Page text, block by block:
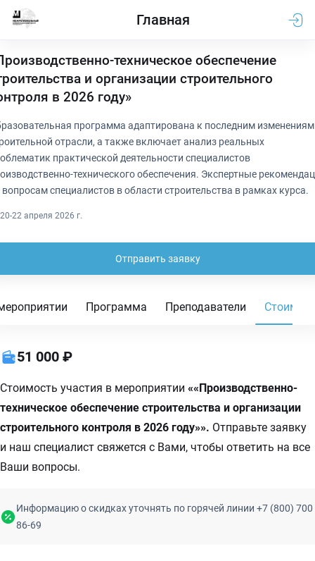
Главная
техническое обеспечение
и организации строительного
в 2026 году»
программа адаптирована к последним
отрасли, а также включает анализ реальных
практической деятельности специалистов
технического обеспечения. Экспертные
вопросам специалистов в области строительства в рамках курса.
20-22 апреля 2026 г.
Отправить заявку
Программа Преподаватели
51 000 ₽
Стоимость участия в мероприятии ««Производственно-
техническое обеспечение строительства и организации
строительного контроля в 2026 году»». Отправьте заявку
и наш специалист свяжется с Вами, чтобы ответить на все
Ваши вопросы.
Информацию о скидках уточнять по горячей линии +7 (800) 700
86-69